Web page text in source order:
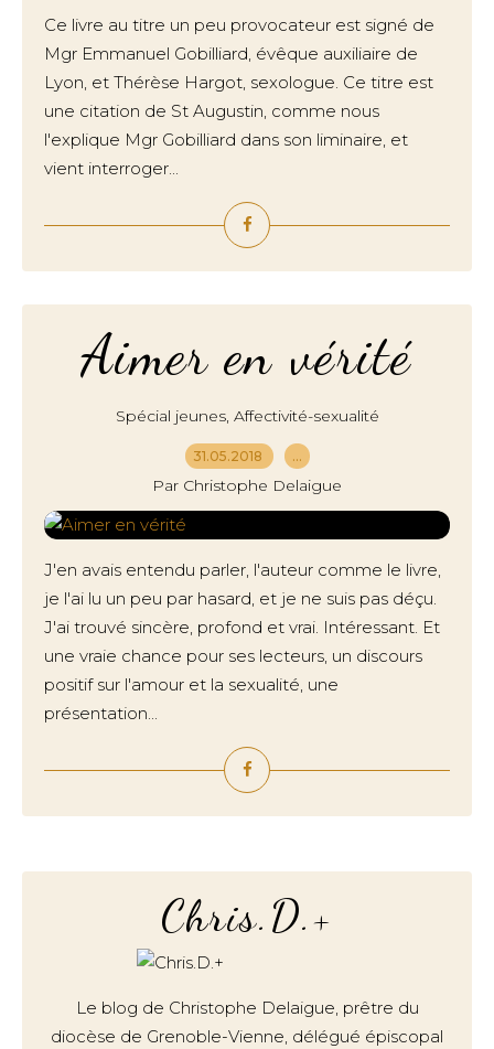
Ce livre au titre un peu provocateur est signé de
Mgr Emmanuel Gobilliard, évêque auxiliaire de
Lyon, et Thérèse Hargot, sexologue. Ce titre est
une citation de St Augustin, comme nous
l'explique Mgr Gobilliard dans son liminaire, et
vient interroger...
Aimer en vérité
Spécial jeunes, Affectivité-sexualité
31.05.2018 …
Par Christophe Delaigue
J'en avais entendu parler, l'auteur comme le livre,
je l'ai lu un peu par hasard, et je ne suis pas déçu.
J'ai trouvé sincère, profond et vrai. Intéressant. Et
une vraie chance pour ses lecteurs, un discours
positif sur l'amour et la sexualité, une
présentation...
Chris.D.+
Le blog de Christophe Delaigue, prêtre du
diocèse de Grenoble-Vienne, délégué épiscopal